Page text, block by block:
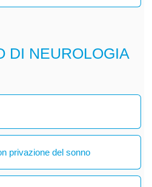
DI NEUROLOGIA
privazione del sonno